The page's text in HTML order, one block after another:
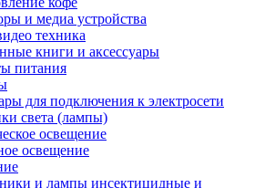
и медиа устройства
техника
книги и аксессуары
питания
для подключения к электросети
света (лампы)
освещение
освещение
и лампы инсектицидные и